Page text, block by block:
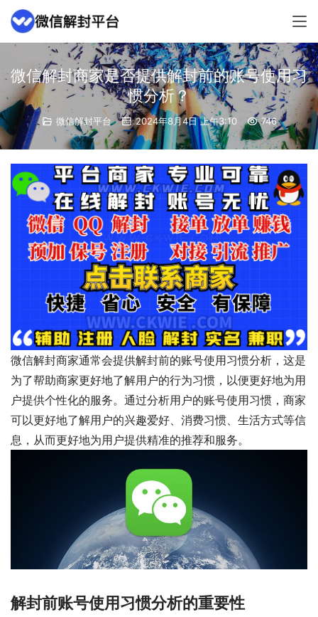
微信解封商家是否提供解封前的账号使用习
惯分析？
微信解封平台 2024年8月4日 上午3:10 746
微信解封商家通常会提供解封前的账号使用习惯分析，这是
为了帮助商家更好地了解用户的行为习惯，以便更好地为用
户提供个性化的服务。通过分析用户的账号使用习惯，商家
可以更好地了解用户的兴趣爱好、消费习惯、生活方式等信
息，从而更好地为用户提供精准的推荐和服务。
解封前账号使用习惯分析的重要性